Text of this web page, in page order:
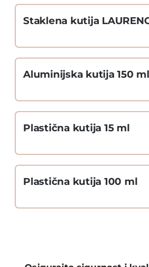
Staklena kutija
Aluminijska kutija 150 ml
Plastična kutija 15 ml
Plastična kutija 100 ml